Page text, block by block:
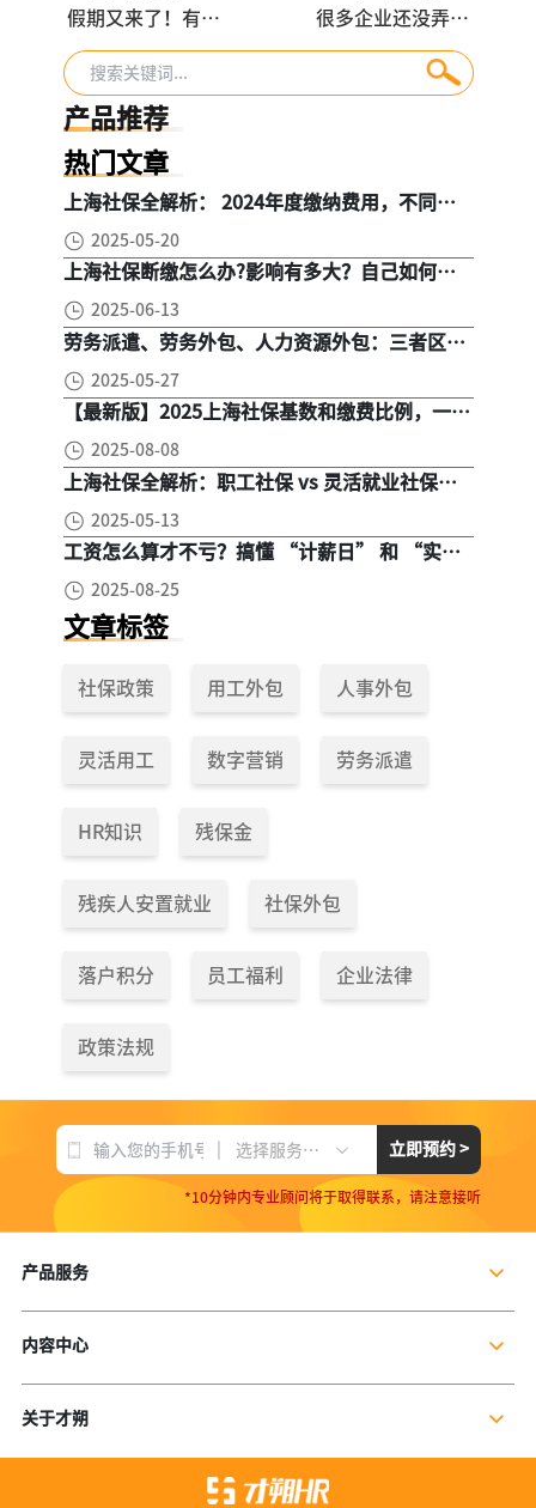
假期又来了！有地
方连休4天，还有6
天长假
很多企业还没弄明
白：2026年残保金
到底怎么算？
产品推荐
热门文章
上海社保全解析： 2024年度缴纳费用，不同人
2025-05-20
上海社保断缴怎么办?影响有多大？自己如何续
2025-06-13
劳务派遣、劳务外包、人力资源外包：三者区
2025-05-27
【最新版】2025上海社保基数和缴费比例，一文
2025-08-08
上海社保全解析：职工社保 vs 灵活就业社保，
2025-05-13
工资怎么算才不亏？搞懂 “计薪日” 和 “实际
2025-08-25
文章标签
社保政策 用工外包 人事外包
灵活用工 数字营销 劳务派遣
HR知识 残保金
残疾人安置就业 社保外包
落户积分 员工福利 企业法律
政策法规
选择服务项目 立即预约 >
*10分钟内专业顾问将于取得联系，请注意接听
产品服务
个人社保服务
残保金规划
内容中心
行业干货
关于才朔